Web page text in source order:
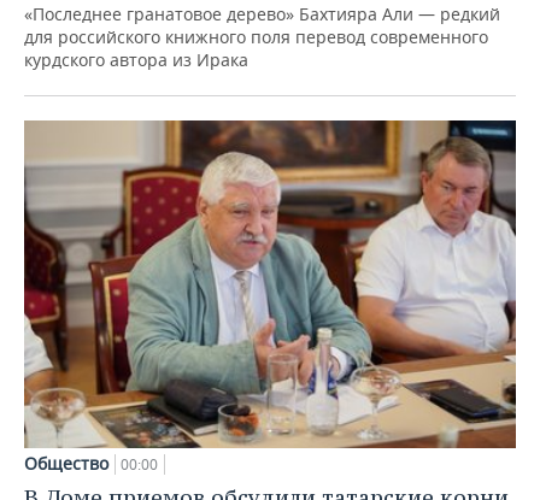
«Последнее гранатовое дерево» Бахтияра Али — редкий
для российского книжного поля перевод современного
курдского автора из Ирака
Общество 00:00